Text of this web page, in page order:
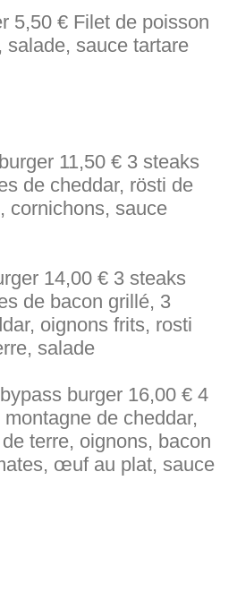
5,50 € Filet de poisson
salade, sauce tartare
11,50 € 3 steaks
de cheddar, rösti de
cornichons, sauce
14,00 € 3 steaks
de bacon grillé, 3
oignons frits, rosti
salade
burger 16,00 € 4
de cheddar,
terre, oignons, bacon
œuf au plat, sauce